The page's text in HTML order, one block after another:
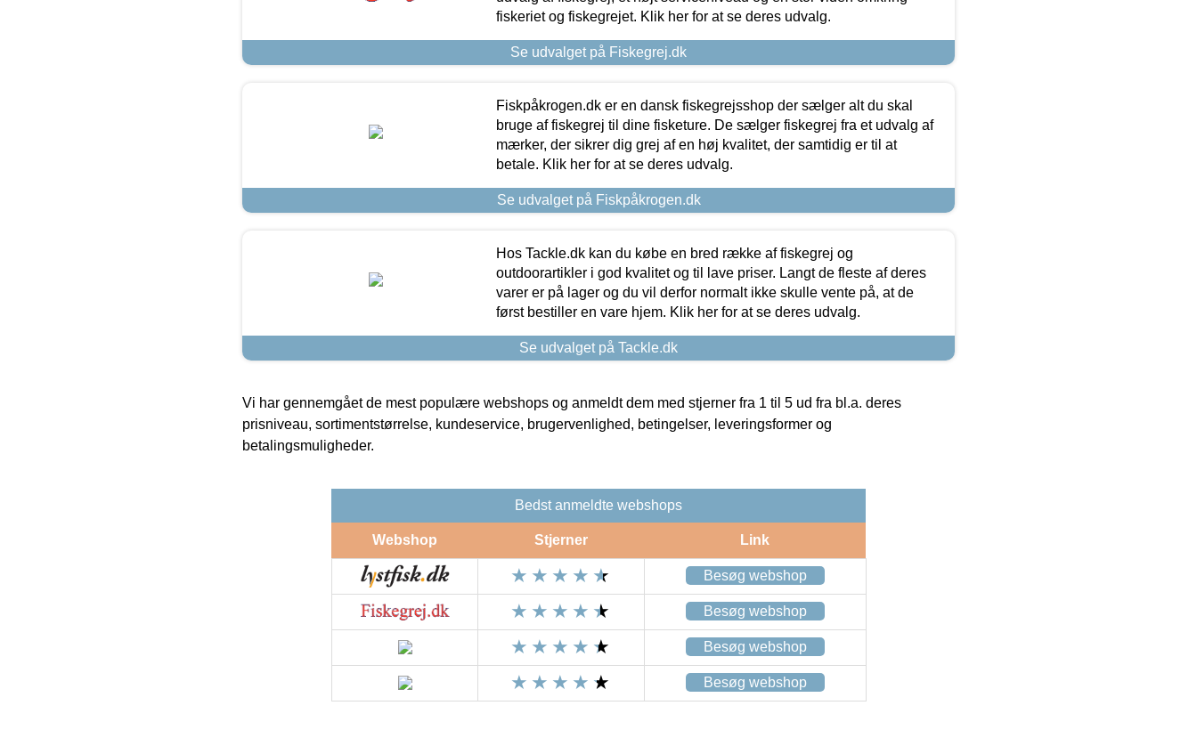
fiskeriet og fiskegrejet. Klik her for at se deres udvalg.
Se udvalget på Fiskegrej.dk
Fiskpåkrogen.dk er en dansk fiskegrejsshop der sælger alt du skal
bruge af fiskegrej til dine fisketure. De sælger fiskegrej fra et udvalg af
mærker, der sikrer dig grej af en høj kvalitet, der samtidig er til at
betale. Klik her for at se deres udvalg.
Se udvalget på Fiskpåkrogen.dk
Hos Tackle.dk kan du købe en bred række af fiskegrej og
outdoorartikler i god kvalitet og til lave priser. Langt de fleste af deres
varer er på lager og du vil derfor normalt ikke skulle vente på, at de
først bestiller en vare hjem. Klik her for at se deres udvalg.
Se udvalget på Tackle.dk
Vi har gennemgået de mest populære webshops og anmeldt dem med stjerner fra 1 til 5 ud fra bl.a. deres
prisniveau, sortimentstørrelse, kundeservice, brugervenlighed, betingelser, leveringsformer og
betalingsmuligheder.
Bedst anmeldte webshops
Webshop Stjerner Link
Besøg webshop
Besøg webshop
Besøg webshop
Besøg webshop